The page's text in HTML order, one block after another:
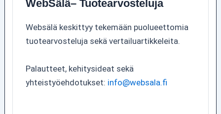
WebSälä– Tuotearvosteluja
Websälä keskittyy tekemään puolueettomia
tuotearvosteluja sekä vertailuartikkeleita.
Palautteet, kehitysideat sekä
yhteistyöehdotukset: info@websala.fi